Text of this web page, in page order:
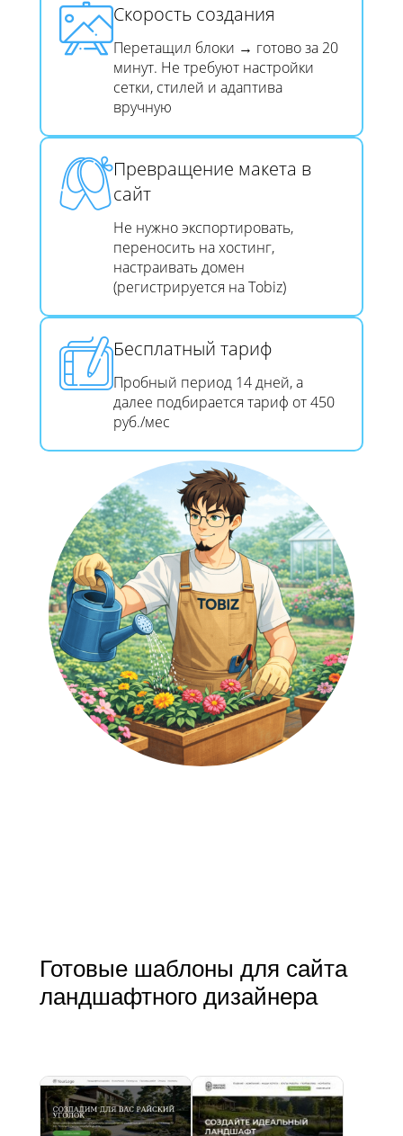
Скорость создания​​​​​​​
Перетащил блоки → готово за 20
минут. Не требуют настройки
сетки, стилей и адаптива
вручную
Превращение макета в
сайт​​​​​​​
Не нужно экспортировать,
переносить на хостинг,
настраивать домен
(регистрируется на Tobiz)
Бесплатный тариф
Пробный период 14 дней, а
далее подбирается тариф от 450
руб./мес
Готовые шаблоны для сайта
ландшафтного дизайнера